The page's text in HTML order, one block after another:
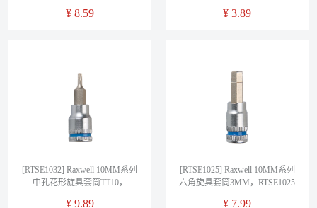
¥ 8.59 ¥3.89
[RTSE1032] Raxwell 10MM系列
中孔花形旋具套筒TT10，
¥ 9.89
[RTSE1025] Raxwell 10MM系列
六角旋具套筒3MM，RTSE1025
¥ 7.99